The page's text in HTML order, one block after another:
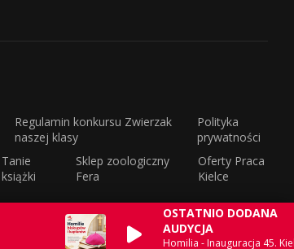
OSTATNIO DODANA
AUDYCJA
Homilia - Inauguracja 45.
Regulamin konkursu Zwierzak
naszej klasy
Polityka
prywatności
Tanie
książki
Sklep zoologiczny
Fera
Oferty Praca
Kielce